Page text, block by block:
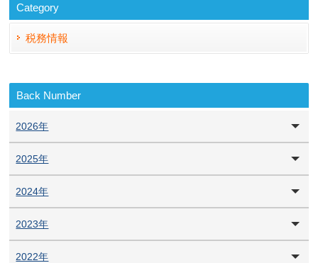
Category
税務情報
Back Number
2026年
2025年
2024年
2023年
2022年